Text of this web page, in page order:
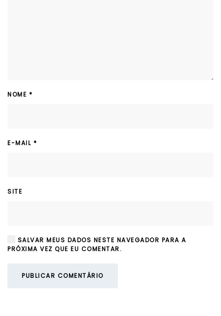
NOME *
E-MAIL *
SITE
SALVAR MEUS DADOS NESTE NAVEGADOR PARA A
PRÓXIMA VEZ QUE EU COMENTAR.
PUBLICAR COMENTÁRIO